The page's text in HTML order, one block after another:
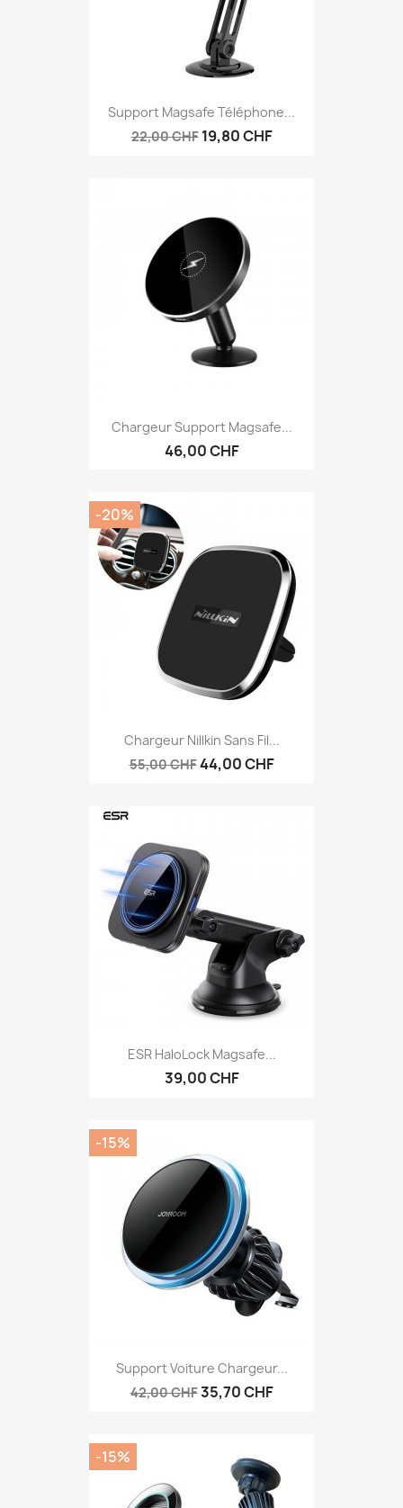
Support Magsafe Téléphone...
22,00 CHF 19,80 CHF
Chargeur Support Magsafe...
46,00 CHF
Chargeur Nillkin Sans Fil...
55,00 CHF44,00 CHF
-20%
ESR HaloLock Magsafe...
39,00 CHF
Support Voiture Chargeur...
42,00 CHF35,70 CHF
-15%
-15%